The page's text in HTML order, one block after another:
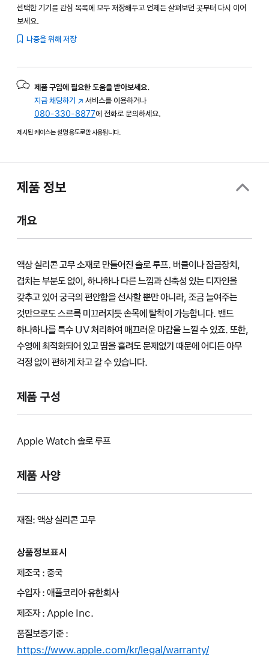
선택한 기기를 관심 목록에 모두 저장해두고 언제든 살펴보던 곳부터 다시 이어
보세요.
나중을 위해 저장
제품 구입에 필요한 도움을 받아보세요.
지금 채팅하기 (새
창에서
열림)
서비스를 이용하거나
080-330-8877에 전화로 문의하세요.
제시된 케이스는 설명 용도로만 사용됩니다.
제품 정보
개요
액상 실리콘 고무 소재로 만들어진 솔로 루프. 버클이나 잠금장치,
겹치는 부분도 없이, 하나하나 다른 느낌과 신축성 있는 디자인을
갖추고 있어 궁극의 편안함을 선사할 뿐만 아니라, 조금 늘여주는
것만으로도 스르륵 미끄러지듯 손목에 탈착이 가능합니다. 밴드
하나하나를 특수 UV 처리하여 매끄러운 마감을 느낄 수 있죠. 또한,
수영에 최적화되어 있고 땀을 흘려도 문제없기 때문에 어디든 아무
걱정 없이 편하게 차고 갈 수 있습니다.
제품 구성
Apple Watch 솔로 루프
제품 사양
재질: 액상 실리콘 고무
상품정보표시
제조국 : 중국
수입자 : 애플코리아 유한회사
제조자 : Apple Inc.
품질보증기준 :
https://www.apple.com/kr/legal/warranty/